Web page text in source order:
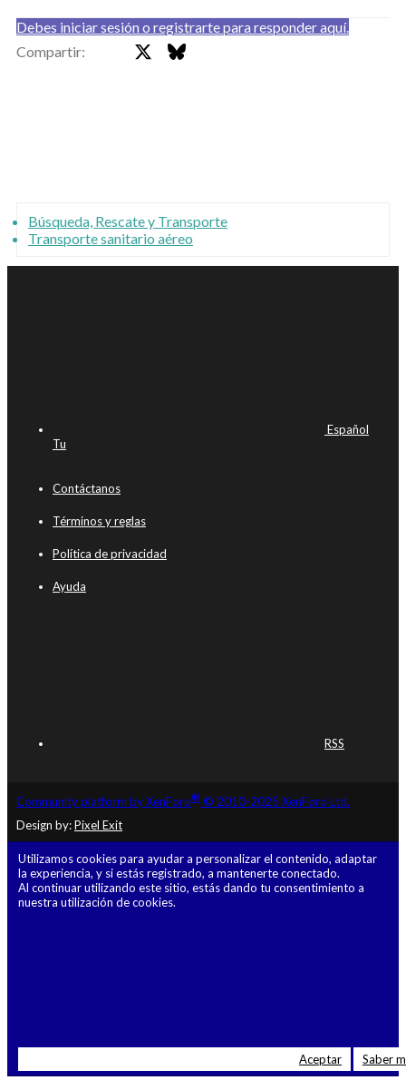
Debes iniciar sesión o registrarte para responder aquí.
Compartir:
Bluesky
Búsqueda, Rescate y Transporte
Transporte sanitario aéreo
Español
Tu
Contáctanos
Términos y reglas
Política de privacidad
Ayuda
RSS
Community platform by XenForo® © 2010-2025 XenForo Ltd.
Design by:Pixel Exit
Utilizamos cookies para ayudar a personalizar el contenido, adaptar
la experiencia, y si estás registrado, a mantenerte conectado.
Al continuar utilizando este sitio, estás dando tu consentimiento a
nuestra utilización de cookies.
Aceptar Saber